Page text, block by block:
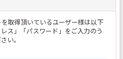
取得頂いているユーザー様は以下
ス」「パスワード」をご入力のう
い。